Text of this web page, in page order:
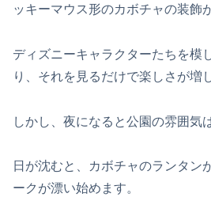
ッキーマウス形のカボチャの装飾
ディズニーキャラクターたちを模
り、それを見るだけで楽しさが増
しかし、夜になると公園の雰囲気
日が沈むと、カボチャのランタン
ークが漂い始めます。